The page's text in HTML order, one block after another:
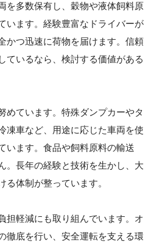
を多数保有し、穀物や液体飼料原
います。経験豊富なドライバーが
かつ迅速に荷物を届けます。信頼
ているなら、検討する価値がある
めています。特殊ダンプカーやタ
凍車など、用途に応じた車両を使
います。食品や飼料原料の輸送
。長年の経験と技術を生かし、大
る体制が整っています。
担軽減にも取り組んでいます。オ
徹底を行い、安全運転を支える環